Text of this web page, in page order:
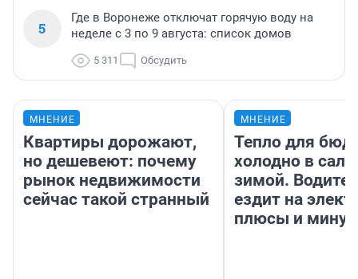
5
Где в Воронеже отключат горячую воду на
неделе с 3 по 9 августа: список домов
5 311 Обсудить
МНЕНИЕ
Квартиры дорожают,
но дешевеют: почему
рынок недвижимости
сейчас такой странный
МНЕНИЕ
Тепло для
холодно в
зимой.
ездит на
плюсы и